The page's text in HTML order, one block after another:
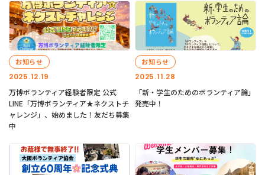
2025.12.19
お知らせ
万博ボランティア経験者限定 公式
LINE「万博ボランティア★ネクストチ
ャレンジ」、始めました！友だち募集
中
2025.11.28
お知らせ
「新・学生のためのボランティア論」
発売中！